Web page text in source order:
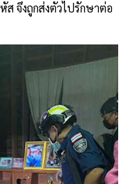
ส จึงถูกส่งตัวไปรักษาต่อ